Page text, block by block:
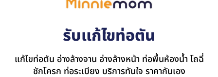
รับแก้ไขท่อตัน
แก้ไขท่อตัน อ่างล้างจาน อ่างล้างหน้า ท่อพื้นห้องน้ำ โถฉี่
ชักโครก ท่อระเบียง บริการทันใจ ราคากันเอง